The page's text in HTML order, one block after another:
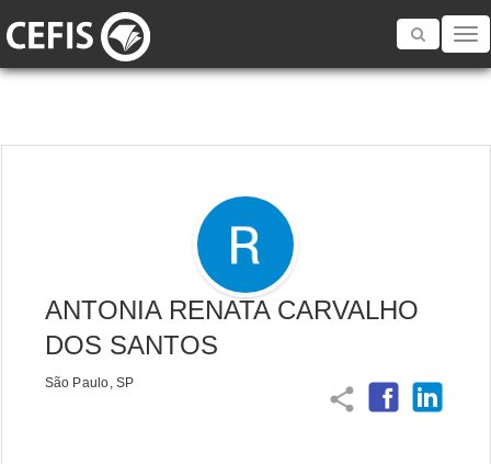
Toggle
ANTONIA RENATA CARVALHO
DOS SANTOS
São Paulo, SP
share